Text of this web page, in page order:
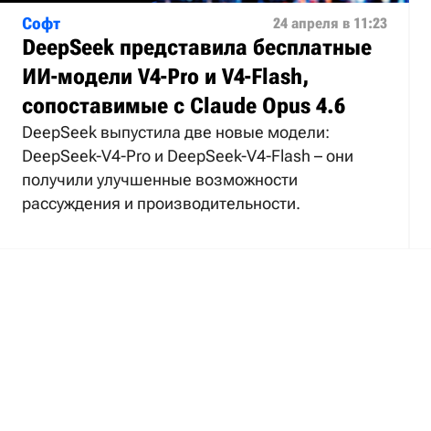
Софт 24 апреля в 11:23
DeepSeek представила бесплатные
ИИ-модели V4-Pro и V4-Flash,
сопоставимые с Claude Opus 4.6
DeepSeek выпустила две новые модели:
DeepSeek-V4-Pro и DeepSeek-V4-Flash – они
получили улучшенные возможности
рассуждения и производительности.